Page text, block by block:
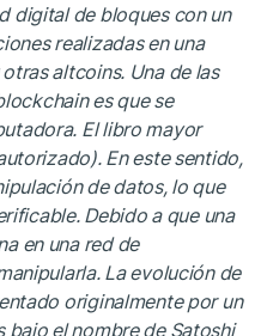
digital de bloques con un
realizadas en una
altcoins. Una de las
es que se
El libro mayor
En este sentido,
de datos, lo que
Debido a que una
en una red de
La evolución de
originalmente por un
el nombre de Satoshi